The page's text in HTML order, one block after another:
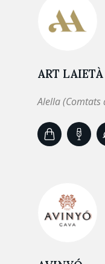
ART
Alella (Comtats